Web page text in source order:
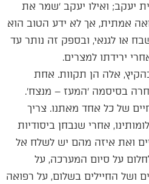
יעקב; ואילו יעקב ׳שמר את
אמתית, אך לא ידע הטוב הוא
או לגנאי, ובספק זה נותר עד
ירידתו למצרים.
אלה הן תקוות. אחת
בסיסמה ׳המעז – מנצח׳.
של כל אחד מאתנו. צריך
אחרי שנבחן ביסודיות
ואת איזה מהם יש לשלח אל
על סיום המערכה, על
ושל החיילים בשלום, על רפואה